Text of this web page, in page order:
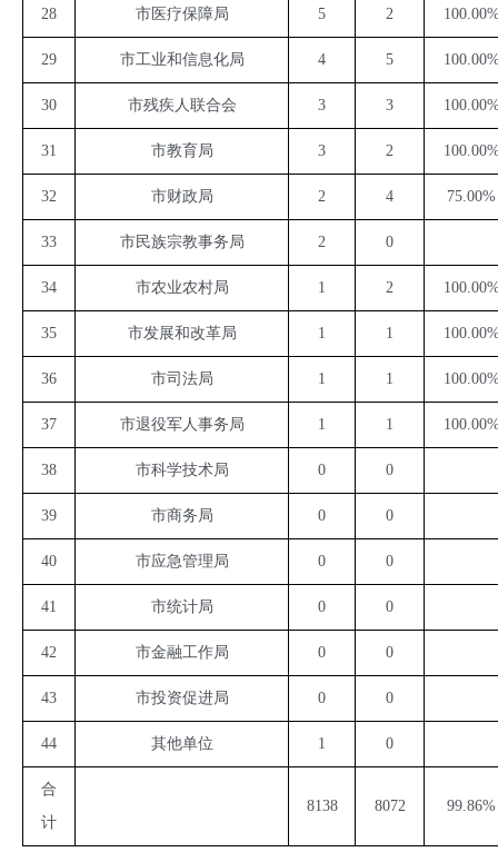
28 市医疗保障局 5 2
29 市工业和信息化局 4 5
30 市残疾人联合会 3 3
31 市教育局 3 2
32 市财政局 2 4 75.00%
33 市民族宗教事务局 2 0
34 市农业农村局 1 2
35 市发展和改革局 1 1
36 市司法局 1 1
37 市退役军人事务局 1 1
38 市科学技术局 0 0
39 市商务局 0 0
40 市应急管理局 0 0
41 市统计局 0 0
42 市金融工作局 0 0
43 市投资促进局 0 0
44 其他单位 1 0
合
计
8138 8072 99.86%